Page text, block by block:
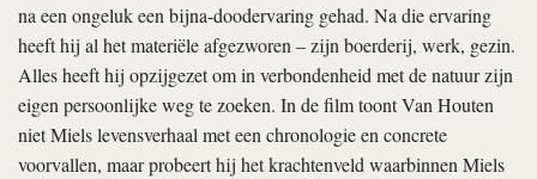
na een ongeluk een bijna-doodervaring gehad. Na die ervaring
heeft hij al het materiële afgezworen – zijn boerderij, werk, gezin.
Alles heeft hij opzijgezet om in verbondenheid met de natuur zijn
eigen persoonlijke weg te zoeken. In de film toont Van Houten
niet Miels levensverhaal met een chronologie en concrete
voorvallen, maar probeert hij het krachtenveld waarbinnen Miels